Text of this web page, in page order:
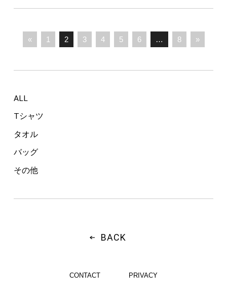
« 1 2 3 4 5 6 … 8 »
ALL
Tシャツ
タオル
バッグ
その他
BACK
CONTACT PRIVACY